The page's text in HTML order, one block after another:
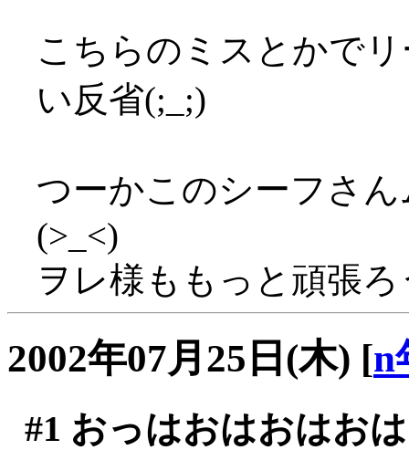
こちらのミスとかで
い反省(;_;)
つーかこのシーフさ
(>_<)
ヲレ様ももっと頑張
2002年07月25日(木) [n
#1 おっはおはおはおは